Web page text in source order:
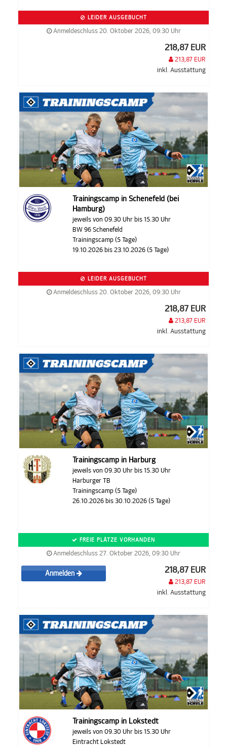
LEIDER AUSGEBUCHT
Anmeldeschluss 20. Oktober 2026, 09:30 Uhr
218,87 EUR
213,87 EUR
inkl. Ausstattung
Trainingscamp in Schenefeld (bei
Hamburg)
jeweils von 09.30 Uhr bis 15.30 Uhr
BW 96 Schenefeld
Trainingscamp (5 Tage)
19.10.2026 bis 23.10.2026 (5 Tage)
LEIDER AUSGEBUCHT
Anmeldeschluss 20. Oktober 2026, 09:30 Uhr
218,87 EUR
213,87 EUR
inkl. Ausstattung
Trainingscamp in Harburg
jeweils von 09.30 Uhr bis 15.30 Uhr
Harburger TB
Trainingscamp (5 Tage)
26.10.2026 bis 30.10.2026 (5 Tage)
FREIE PLÄTZE VORHANDEN
Anmeldeschluss 27. Oktober 2026, 09:30 Uhr
Anmelden 218,87 EUR
213,87 EUR
inkl. Ausstattung
Trainingscamp in Lokstedt
jeweils von 09.30 Uhr bis 15.30 Uhr
Eintracht Lokstedt